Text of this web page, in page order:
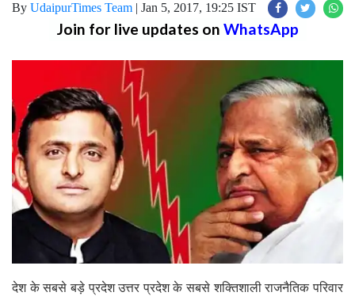
By UdaipurTimes Team | Jan 5, 2017, 19:25 IST
Join for live updates on WhatsApp
देश के सबसे बड़े प्रदेश उत्तर प्रदेश के सबसे शक्तिशाली राजनैतिक परिवार